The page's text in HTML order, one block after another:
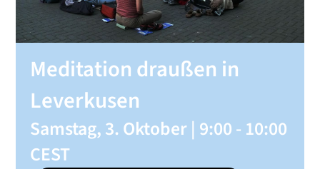
SHOP
KONTAKT
Spenden
Meditation draußen in
Leverkusen
Samstag, 3. Oktober | 9:00- 10:00
CEST